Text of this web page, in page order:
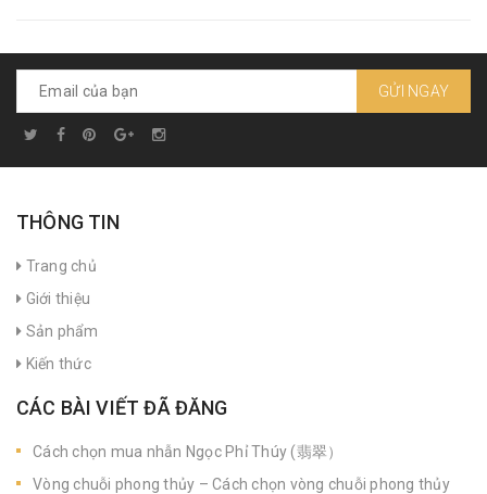
GỬI NGAY
THÔNG TIN
Trang chủ
Giới thiệu
Sản phẩm
Kiến thức
CÁC BÀI VIẾT ĐÃ ĐĂNG
Cách chọn mua nhẫn Ngọc Phỉ Thúy (翡翠）
Vòng chuỗi phong thủy – Cách chọn vòng chuỗi phong thủy